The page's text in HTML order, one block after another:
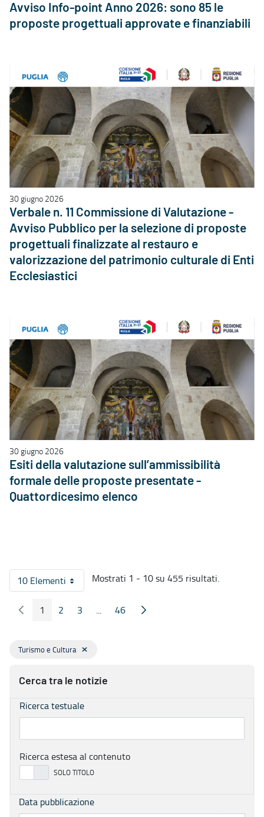
Avviso Info-point Anno 2026: sono 85 le
proposte progettuali approvate e finanziabili
30 giugno 2026
Verbale n. 11 Commissione di Valutazione -
Avviso Pubblico per la selezione di proposte
progettuali finalizzate al restauro e
valorizzazione del patrimonio culturale di Enti
Ecclesiastici
30 giugno 2026
Esiti della valutazione sull’ammissibilità
formale delle proposte presentate -
Quattordicesimo elenco
10 ElementiPer pagina
Mostrati 1 - 10 su 455 risultati.
Pagina Precedente
Pagina
1 Pagina
2 Pagina
3 ...
Pagine intermedie
Pagina
46 Pagina Seguente
Turismo e Cultura
Cerca tra le notizie
Ricerca testuale
Ricerca estesa al contenuto
Data pubblicazione